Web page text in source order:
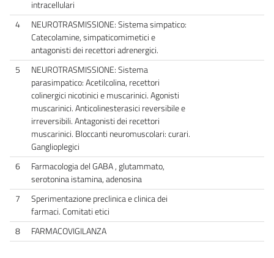
intracellulari
4
NEUROTRASMISSIONE: Sistema simpatico:
Catecolamine, simpaticomimetici e
antagonisti dei recettori adrenergici.
5
NEUROTRASMISSIONE: Sistema
parasimpatico: Acetilcolina, recettori
colinergici nicotinici e muscarinici. Agonisti
muscarinici. Anticolinesterasici reversibile e
irreversibili. Antagonisti dei recettori
muscarinici. Bloccanti neuromuscolari: curari.
Ganglioplegici
6
Farmacologia del GABA , glutammato,
serotonina istamina, adenosina
7
Sperimentazione preclinica e clinica dei
farmaci. Comitati etici
8
FARMACOVIGILANZA